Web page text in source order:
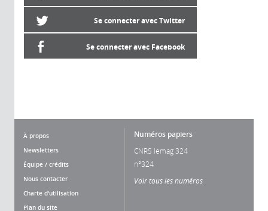
Se connecter avec Twitter
Se connecter avec Facebook
À propos
Newsletters
Équipe / crédits
Nous contacter
Charte d'utilisation
Plan du site
Numéros papiers
CNRS lemag 324
n°324
Voir tous les numéros